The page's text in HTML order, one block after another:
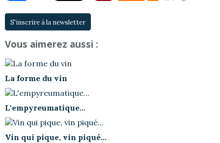
S'inscrire à la newsletter
Vous aimerez aussi :
La forme du vin
L'empyreumatique...
Vin qui pique, vin piqué...